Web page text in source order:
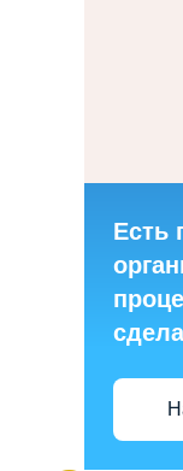
Есть